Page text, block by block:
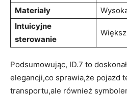
Materiały
Intuicyjne
sterowanie
Podsumowując, ID.7 to
elegancji,co sprawia,że pojazd
transportu,ale również